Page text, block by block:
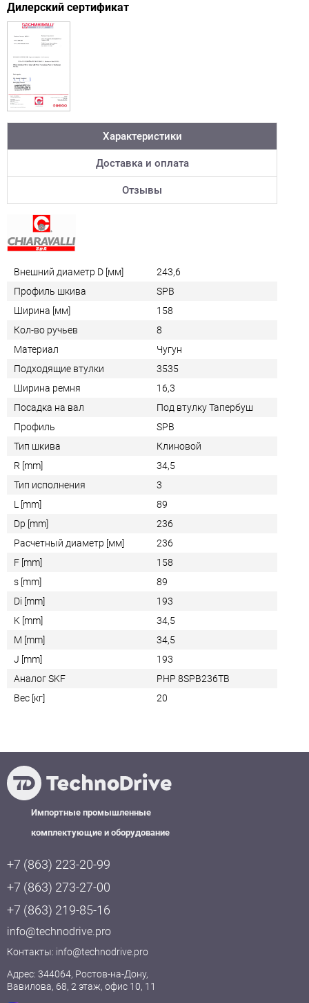
Дилерский сертификат
Характеристики
Доставка и оплата
Отзывы
Внешний диаметр D [мм]
243,6
Профиль шкива
SPB
Ширина [мм]
158
Кол-во ручьев
8
Материал
Чугун
Подходящие втулки
3535
Ширина ремня
16,3
Посадка на вал
Под втулку Тапербуш
Профиль
SPB
Тип шкива
Клиновой
R [mm]
34,5
Тип исполнения
3
L [mm]
89
Dp [mm]
236
Расчетный диаметр [мм]
236
F [mm]
158
s [mm]
89
Di [mm]
193
K [mm]
34,5
M [mm]
34,5
J [mm]
193
Аналог SKF
PHP 8SPB236TB
Вес [кг]
20
Импортные промышленные
комплектующие и оборудование
+7 (863) 223-20-99
+7 (863) 273-27-00
+7 (863) 219-85-16
info@technodrive.pro
Контакты: info@technodrive.pro
Адрес: 344064, Ростов-на-Дону,
Вавилова, 68, 2 этаж, офис 10, 11